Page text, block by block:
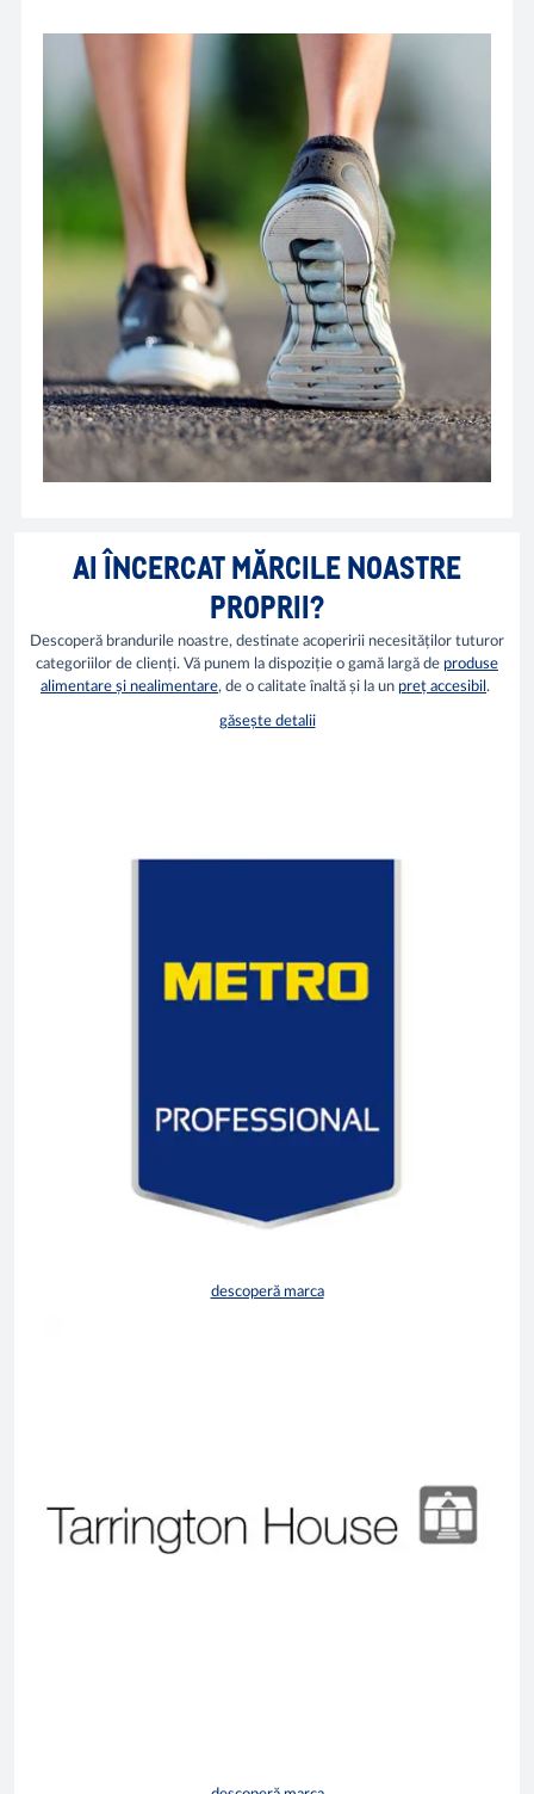
AI ÎNCERCAT MĂRCILE NOASTRE
PROPRII?
Descoperă brandurile noastre, destinate acoperirii necesităților tuturor
categoriilor de clienți. Vă punem la dispoziție o gamă largă de produse
alimentare și nealimentare, de o calitate înaltă și la un preț accesibil .
găsește detalii
descoperă marca